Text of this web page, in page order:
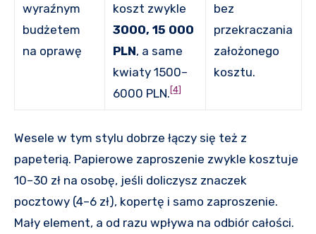
wyraźnym
budżetem
na oprawę
koszt zwykle
3000, 15 000
PLN, a same
kwiaty 1500–
6000 PLN.[4]
bez
przekraczania
założonego
kosztu.
Wesele w tym stylu dobrze łączy się też z
papeterią. Papierowe zaproszenie zwykle kosztuje
10–30 zł na osobę, jeśli doliczysz znaczek
pocztowy (4–6 zł), kopertę i samo zaproszenie.
Mały element, a od razu wpływa na odbiór całości.